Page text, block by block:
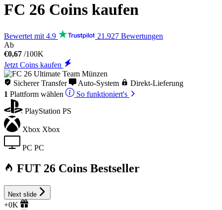
FC 26 Coins kaufen
Bewertet mit 4.9
21.927 Bewertungen
Ab
€0,67 /100K
Jetzt Coins kaufen
Sicherer Transfer Auto-System
Direkt-Lieferung
1 Plattform wählen
So funktioniert's
PlayStation PS
Xbox Xbox
PC PC
FUT 26 Coins Bestseller
Next slide
+0K